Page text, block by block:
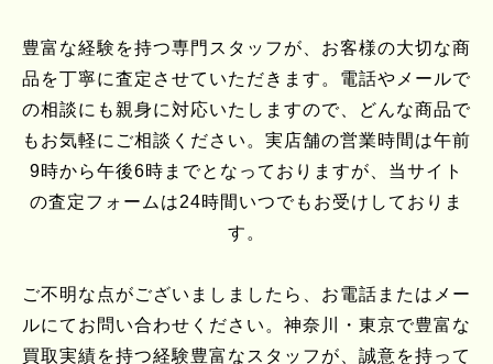
豊富な経験を持つ専門スタッフが、お客様の大切な商
品を丁寧に査定させていただきます。電話やメールで
の相談にも親身に対応いたしますので、どんな商品で
もお気軽にご相談ください。実店舗の営業時間は午前
9時から午後6時までとなっておりますが、当サイト
の査定フォームは24時間いつでもお受けしておりま
す。
ご不明な点がございましましたら、お電話またはメー
ルにてお問い合わせください。神奈川・東京で豊富な
買取実績を持つ経験豊富なスタッフが、誠意を持って